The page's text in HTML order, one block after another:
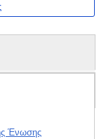
Ένωσης